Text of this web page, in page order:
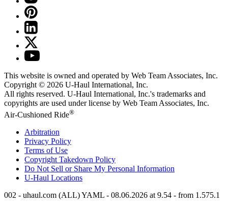
This website is owned and operated by Web Team Associates, Inc.
Copyright © 2026 U-Haul International, Inc.
All rights reserved. U-Haul International, Inc.'s trademarks and
copyrights are used under license by Web Team Associates, Inc.
Air-Cushioned Ride®
Arbitration
Privacy Policy
Terms of Use
Copyright Takedown Policy
Do Not Sell or Share My Personal Information
U-Haul Locations
002 - uhaul.com (ALL) YAML - 08.06.2026 at 9.54 - from 1.575.1